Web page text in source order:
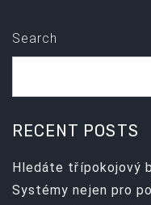
Search
RECENT POSTS
Hledáte třípokojový
Systémy nejen pro